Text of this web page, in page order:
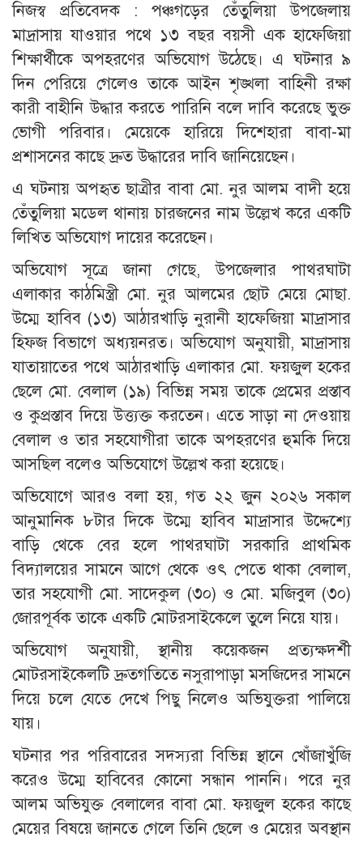
নিজস্ব প্রতিবেদক : পঞ্চগড়ের তেঁতুলিয়া উপজেলায়
মাদ্রাসায় যাওয়ার পথে ১৩ বছর বয়সী এক হাফেজিয়া
শিক্ষার্থীকে অপহরণের অভিযোগ উঠেছে। এ ঘটনার ৯
দিন পেরিয়ে গেলেও তাকে আইন শৃঙ্খলা বাহিনী রক্ষা
কারী বাহীনি উদ্ধার করতে পারিনি বলে দাবি করেছে ভুক্ত
ভোগী পরিবার। মেয়েকে হারিয়ে দিশেহারা বাবা-মা
প্রশাসনের কাছে দ্রুত উদ্ধারের দাবি জানিয়েছেন।
এ ঘটনায় অপহৃত ছাত্রীর বাবা মো. নুর আলম বাদী হয়ে
তেঁতুলিয়া মডেল থানায় চারজনের নাম উল্লেখ করে একটি
লিখিত অভিযোগ দায়ের করেছেন।
অভিযোগ সূত্রে জানা গেছে, উপজেলার পাথরঘাটা
এলাকার কাঠমিস্ত্রী মো. নুর আলমের ছোট মেয়ে মোছা.
উম্মে হাবিব (১৩) আঠারখাড়ি নুরানী হাফেজিয়া মাদ্রাসার
হিফজ বিভাগে অধ্যয়নরত। অভিযোগ অনুযায়ী, মাদ্রাসায়
যাতায়াতের পথে আঠারখাড়ি এলাকার মো. ফয়জুল হকের
ছেলে মো. বেলাল (১৯) বিভিন্ন সময় তাকে প্রেমের প্রস্তাব
ও কুপ্রস্তাব দিয়ে উত্ত্যক্ত করতেন। এতে সাড়া না দেওয়ায়
বেলাল ও তার সহযোগীরা তাকে অপহরণের হুমকি দিয়ে
আসছিল বলেও অভিযোগে উল্লেখ করা হয়েছে।
অভিযোগে আরও বলা হয়, গত ২২ জুন ২০২৬ সকাল
আনুমানিক ৮টার দিকে উম্মে হাবিব মাদ্রাসার উদ্দেশ্যে
বাড়ি থেকে বের হলে পাথরঘাটা সরকারি প্রাথমিক
বিদ্যালয়ের সামনে আগে থেকে ওৎ পেতে থাকা বেলাল,
তার সহযোগী মো. সাদেকুল (৩০) ও মো. মজিবুল (৩০)
জোরপূর্বক তাকে একটি মোটরসাইকেলে তুলে নিয়ে যায়।
অভিযোগ অনুযায়ী, স্থানীয় কয়েকজন প্রত্যক্ষদর্শী
মোটরসাইকেলটি দ্রুতগতিতে নসুরাপাড়া মসজিদের সামনে
দিয়ে চলে যেতে দেখে পিছু নিলেও অভিযুক্তরা পালিয়ে
যায়।
ঘটনার পর পরিবারের সদস্যরা বিভিন্ন স্থানে খোঁজাখুঁজি
করেও উম্মে হাবিবের কোনো সন্ধান পাননি। পরে নুর
আলম অভিযুক্ত বেলালের বাবা মো. ফয়জুল হকের কাছে
মেয়ের বিষয়ে জানতে গেলে তিনি ছেলে ও মেয়ের অবস্থান